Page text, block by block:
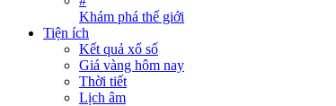
Khám phá thế giới
Tiện ích
Kết quả xổ số
Giá vàng hôm nay
Thời tiết
Lịch âm